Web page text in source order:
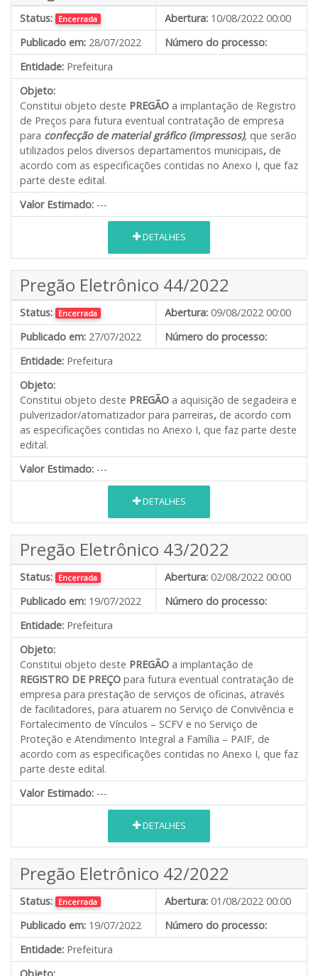
Status: Encerrada Abertura: 10/08/2022 00:00
Publicado em: 28/07/2022
Número do processo:
Entidade: Prefeitura
Objeto:
Constitui objeto deste PREGÃO a implantação de Registro
de Preços para futura eventual contratação de empresa
para confecção de material gráfico (impressos), que serão
utilizados pelos diversos departamentos municipais, de
acordo com as especificações contidas no Anexo I, que faz
parte deste edital.
Valor Estimado: ---
DETALHES
Pregão Eletrônico 44/2022
Status: Encerrada Abertura: 09/08/2022 00:00
Publicado em: 27/07/2022
Número do processo:
Entidade: Prefeitura
Objeto:
Constitui objeto deste PREGÃO a aquisição de segadeira e
pulverizador/atomatizador para parreiras, de acordo com
as especificações contidas no Anexo I, que faz parte deste
edital.
Valor Estimado: ---
DETALHES
Pregão Eletrônico 43/2022
Status: Encerrada Abertura: 02/08/2022 00:00
Publicado em: 19/07/2022
Número do processo:
Entidade: Prefeitura
Objeto:
Constitui objeto deste PREGÃO a implantação de
REGISTRO DE PREÇO para futura eventual contratação de
empresa para prestação de serviços de oficinas, através
de facilitadores, para atuarem no Serviço de Convivência e
Fortalecimento de Vínculos – SCFV e no Serviço de
Proteção e Atendimento Integral a Família – PAIF, de
acordo com as especificações contidas no Anexo I, que faz
parte deste edital.
Valor Estimado: ---
DETALHES
Pregão Eletrônico 42/2022
Status: Encerrada Abertura: 01/08/2022 00:00
Publicado em: 19/07/2022
Número do processo:
Entidade: Prefeitura